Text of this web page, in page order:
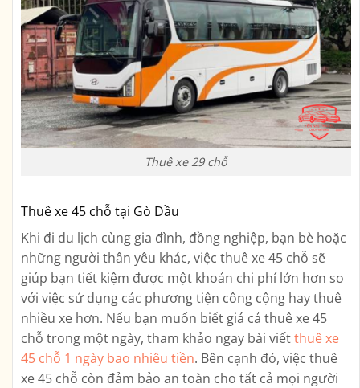
Thuê xe 29 chỗ
Thuê xe 45 chỗ tại Gò Dầu
Khi đi du lịch cùng gia đình, đồng nghiệp, bạn bè hoặc
những người thân yêu khác, việc thuê xe 45 chỗ sẽ
giúp bạn tiết kiệm được một khoản chi phí lớn hơn so
với việc sử dụng các phương tiện công cộng hay thuê
nhiều xe hơn. Nếu bạn muốn biết giá cả thuê xe 45
chỗ trong một ngày, tham khảo ngay bài viếtthuê xe
45 chỗ 1 ngày bao nhiêu tiền. Bên cạnh đó, việc thuê
xe 45 chỗ còn đảm bảo an toàn cho tất cả mọi người